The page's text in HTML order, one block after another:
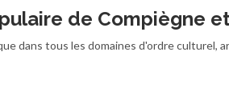
de Compiègne
dans tous les domaines d'ordre culturel,